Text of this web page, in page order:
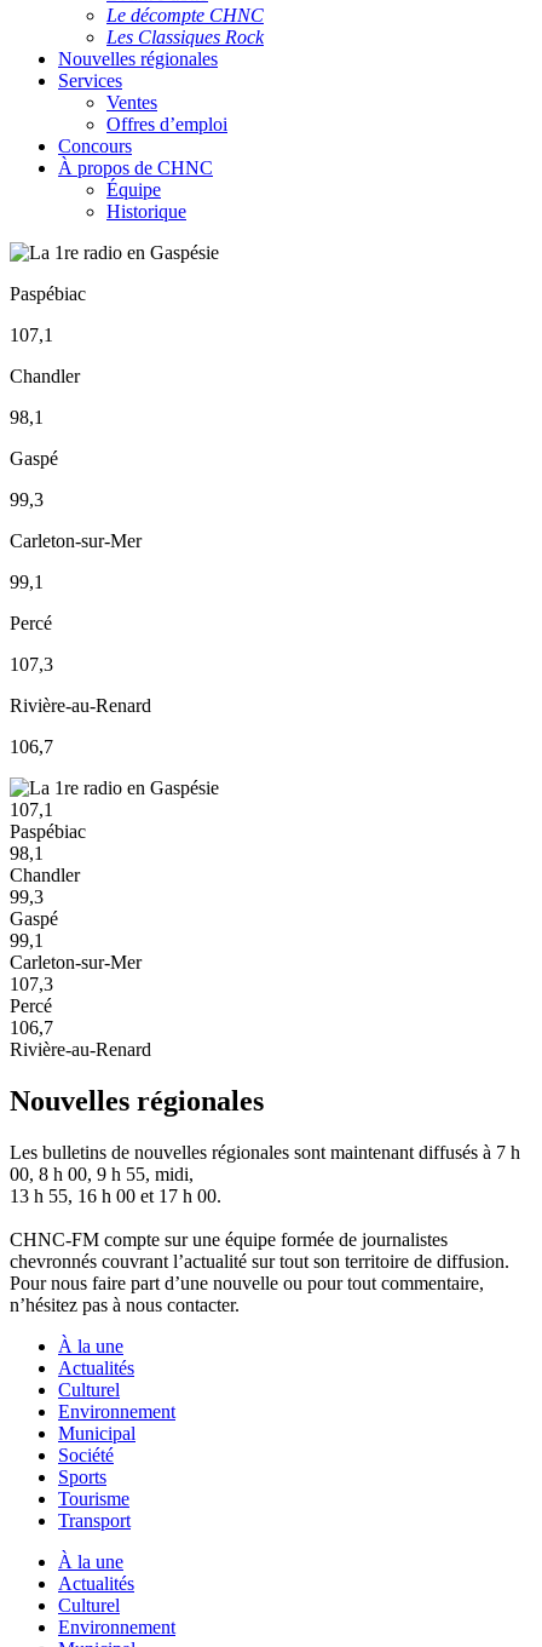
Le décompte CHNC
Les Classiques Rock
Nouvelles régionales
Services
Ventes
Offres d’emploi
Concours
À propos de CHNC
Équipe
Historique
Paspébiac
107,1
Chandler
98,1
Gaspé
99,3
Carleton-sur-Mer
99,1
Percé
107,3
Rivière-au-Renard
106,7
107,1
Paspébiac
98,1
Chandler
99,3
Gaspé
99,1
Carleton-sur-Mer
107,3
Percé
106,7
Rivière-au-Renard
Nouvelles régionales
Les bulletins de nouvelles régionales sont maintenant diffusés à 7 h
00, 8 h 00, 9 h 55, midi,
13 h 55, 16 h 00 et 17 h 00.
CHNC-FM compte sur une équipe formée de journalistes
chevronnés couvrant l’actualité sur tout son territoire de diffusion.
Pour nous faire part d’une nouvelle ou pour tout commentaire,
n’hésitez pas à nous contacter.
À la une
Actualités
Culturel
Environnement
Municipal
Société
Sports
Tourisme
Transport
À la une
Actualités
Culturel
Environnement